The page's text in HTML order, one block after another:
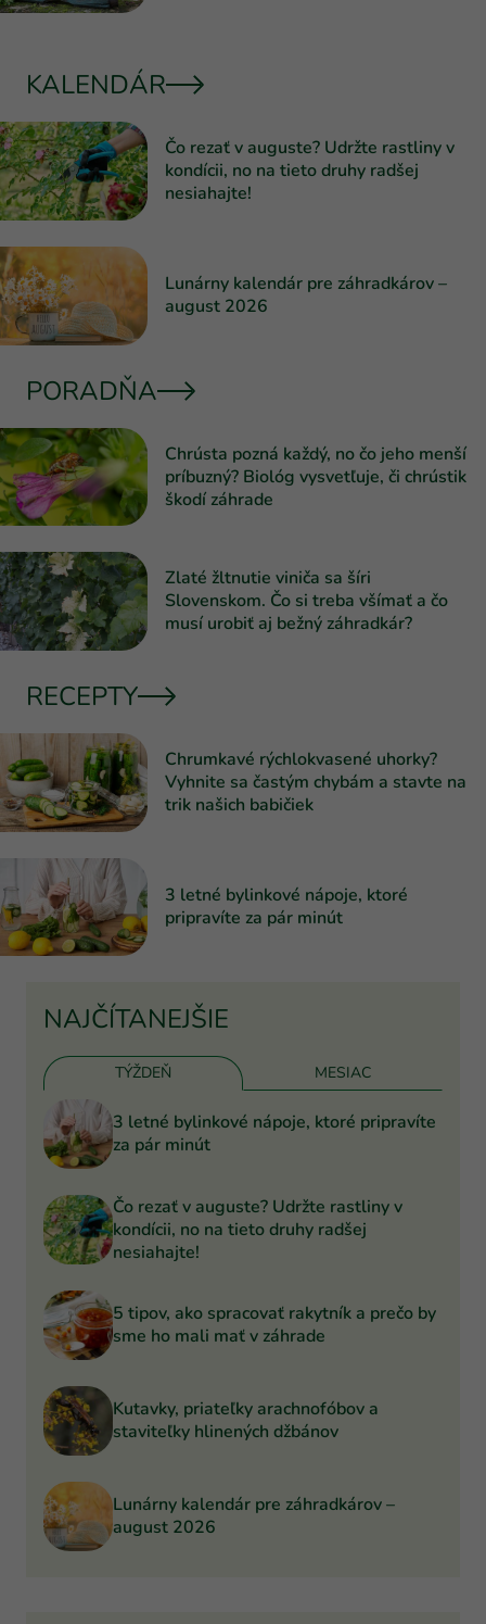
KALENDÁR
Čo rezať v auguste? Udržte rastliny v
kondícii, no na tieto druhy radšej
nesiahajte!
Lunárny kalendár pre záhradkárov –
august 2026
PORADŇA
Chrústa pozná každý, no čo jeho menší
príbuzný? Biológ vysvetľuje, či chrústik
škodí záhrade
Zlaté žltnutie viniča sa šíri
Slovenskom. Čo si treba všímať a čo
musí urobiť aj bežný záhradkár?
RECEPTY
Chrumkavé rýchlokvasené uhorky?
Vyhnite sa častým chybám a stavte na
trik našich babičiek
3 letné bylinkové nápoje, ktoré
pripravíte za pár minút
NAJČÍTANEJŠIE
TÝŽDEŇ MESIAC
3 letné bylinkové nápoje, ktoré pripravíte
za pár minút
Čo rezať v auguste? Udržte rastliny v
kondícii, no na tieto druhy radšej
nesiahajte!
5 tipov, ako spracovať rakytník a prečo by
sme ho mali mať v záhrade
Kutavky, priateľky arachnofóbov a
staviteľky hlinených džbánov
Lunárny kalendár pre záhradkárov –
august 2026